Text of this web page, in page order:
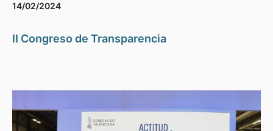
14/02/2024
II Congreso de Transparencia